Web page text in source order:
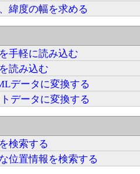
緯度の幅を求める
手軽に読み込む
読み込む
データに変換する
データに変換する
検索する
位置情報を検索する